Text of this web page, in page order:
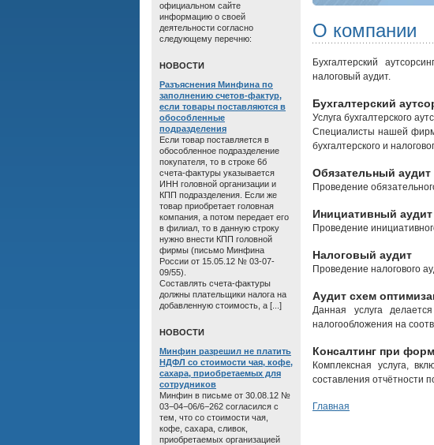
О компании
Бухгалтерский
налоговый аудит.
Бухгалтерский
Услуга бухгалтерского
Специалисты нашей
бухгалтерского и
Обязательный аудит
Проведение
Инициативный аудит
Проведение
Налоговый аудит
Проведение налогового
Аудит схем
Данная услуга
налогообложения на
Консалтинг при
Комплексная услуга,
составления отчётности
Главная
официальном сайте
информацию о своей
деятельности согласно
следующему перечню:
HОВОСТИ
Разъяснения Минфина по
заполнению счетов-фактур,
если товары поставляются в
обособленные
подразделения
Если товар поставляется в
обособленное подразделение
покупателя, то в строке 6б
счета-фактуры указывается
ИНН головной организации и
КПП подразделения. Если же
товар приобретает головная
компания, а потом передает его
в филиал, то в данную строку
нужно внести КПП головной
фирмы (письмо Минфина
России от 15.05.12 № 03-07-
09/55).
Составлять счета-фактуры
должны плательщики налога на
добавленную стоимость, а [...]
HОВОСТИ
Минфин разрешил не платить
НДФЛ со стоимости чая, кофе,
сахара, приобретаемых для
сотрудников
Минфин в письме от 30.08.12 №
03−04−06/6−262 согласился с
тем, что со стоимости чая,
кофе, сахара, сливок,
приобретаемых организацией